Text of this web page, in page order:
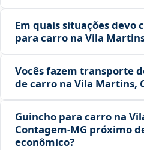
Em quais situações devo
para carro na Vila
Vocês fazem transporte
de carro na Vila Martins,
Guincho para carro na
Contagem‑MG próximo
econômico?